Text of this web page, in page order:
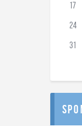
17
24
31